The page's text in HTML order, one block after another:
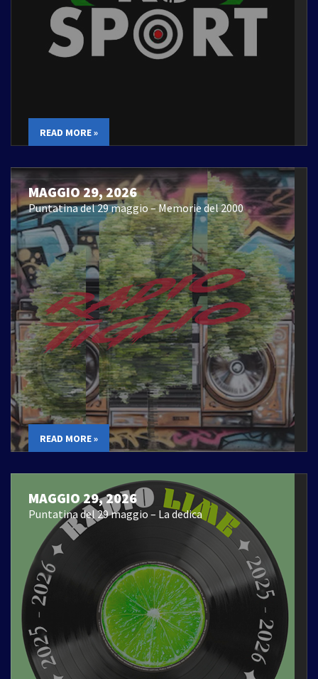
READ MORE »
MAGGIO 29, 2026
Puntatina del 29 maggio – Memorie del 2000
READ MORE »
MAGGIO 29, 2026
Puntatina del 29 maggio – La dedica